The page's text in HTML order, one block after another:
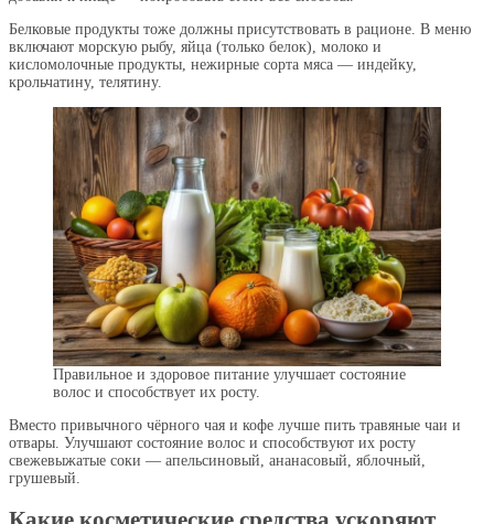
Белковые продукты тоже должны присутствовать в рационе. В меню
включают морскую рыбу, яйца (только белок), молоко и
кисломолочные продукты, нежирные сорта мяса — индейку,
крольчатину, телятину.
Правильное и здоровое питание улучшает состояние
волос и способствует их росту.
Вместо привычного чёрного чая и кофе лучше пить травяные чаи и
отвары. Улучшают состояние волос и способствуют их росту
свежевыжатые соки — апельсиновый, ананасовый, яблочный,
грушевый.